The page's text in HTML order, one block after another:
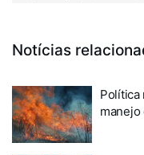
Notícias
Política